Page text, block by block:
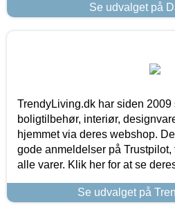
Se udvalget på
TrendyLiving.dk har siden 2009
boligtilbehør, interiør,
hjemmet via deres webshop.
gode anmeldelser på
alle varer. Klik her for at se
Se udvalget på